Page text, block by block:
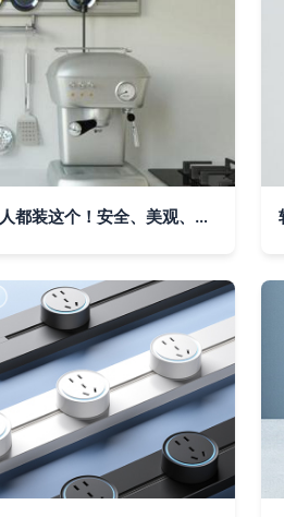
告别传统插座，有钱人都装这个！安全、美观、实用三合一的轨道插座